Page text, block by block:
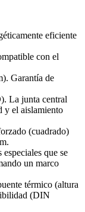
eficiente
con el
Garantía de
La junta central
y el aislamiento
(cuadrado)
que se
un marco
térmico (altura
(DIN